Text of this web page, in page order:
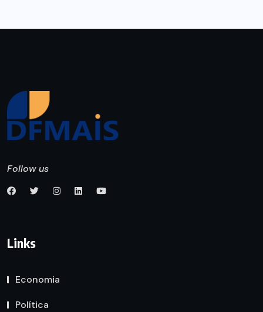
Follow us
Links
Economia
Política